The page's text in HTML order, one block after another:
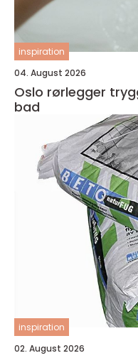
inspiration
04. August 2026
Oslo rørlegger trygg hjelp til vann, varme og
bad
inspiration
02. August 2026